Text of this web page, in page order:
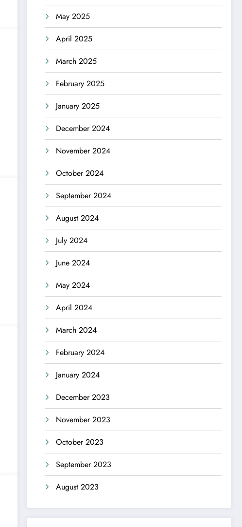
May 2025
April 2025
March 2025
February 2025
January 2025
December 2024
November 2024
October 2024
September 2024
August 2024
July 2024
June 2024
May 2024
April 2024
March 2024
February 2024
January 2024
December 2023
November 2023
October 2023
September 2023
August 2023